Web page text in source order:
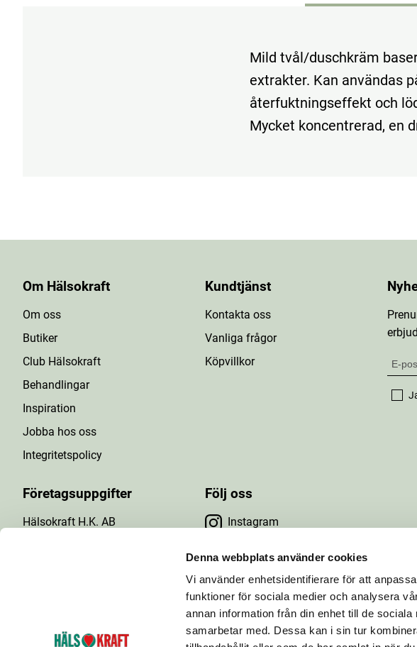
Denna webbplats använder cookies
Vi använder enhetsidentifierare för att
funktioner för sociala medier och analysera
annan information från din enhet till de
samarbetar med. Dessa kan i sin tur
Mild tvål/duschkräm
extrakter. Kan användas
återfuktningseffekt och
Mycket koncentrerad, en
Om Hälsokraft
Om oss
Butiker
Club Hälsokraft
Behandlingar
Inspiration
Jobba hos oss
Integritetspolicy
Kundtjänst
Kontakta oss
Vanliga frågor
Köpvillkor
Företagsuppgifter
Hälsokraft H.K. AB
Följ oss
Instagram
Facebook
YouTube